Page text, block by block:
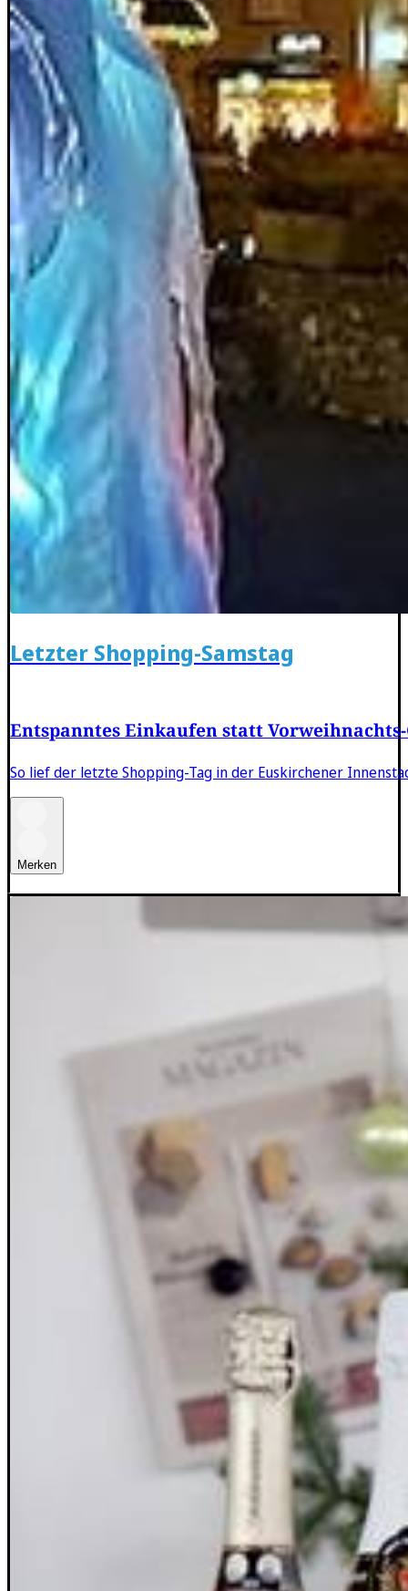
Letzter Shopping-Samstag
Entspanntes Einkaufen statt
So lief der letzte Shopping-Tag in der Euskirchener
Merken